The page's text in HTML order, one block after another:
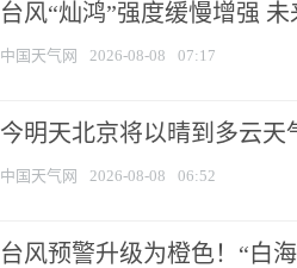
台风“灿鸿”强度缓慢增强
中国天气网 2026-08-08 07:17
今明天北京将以晴到多云
中国天气网 2026-08-08 06:52
台风预警升级为橙色！“白